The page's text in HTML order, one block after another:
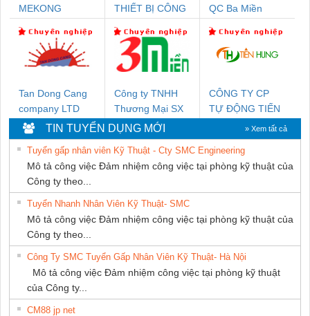
MEKONG
THIẾT BỊ CÔNG
SETSUBI VIỆT
NAM
QC Ba Miền
Tan Dong Cang
company LTD
Công ty TNHH
Thương Mại SX
Ba Miền
CÔNG TY CP
TỰ ĐỘNG TIẾN
TIN TUYỂN DỤNG MỚI » Xem tất cả
Tuyển gấp nhân viên Kỹ Thuật - Cty SMC Engineering
Mô tả công việc Đảm nhiệm công việc tại phòng kỹ thuật của
Công ty theo...
Tuyển Nhanh Nhân Viên Kỹ Thuật- SMC
Mô tả công việc Đảm nhiệm công việc tại phòng kỹ thuật của
Công ty theo...
Công Ty SMC Tuyển Gấp Nhân Viên Kỹ Thuật- Hà Nội
Mô tả công việc Đảm nhiệm công việc tại phòng kỹ thuật
của Công ty...
CM88 jp net